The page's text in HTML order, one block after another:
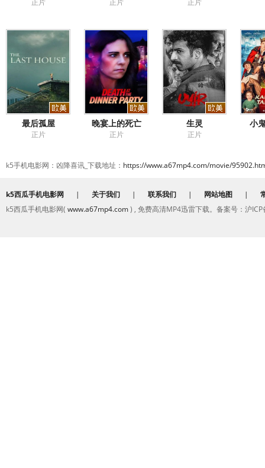
最后孤屋
正片
晚宴上的死亡
正片
生灵
正片
小
k5手机电影网：凶降喜讯_下载地址： https://www.a67mp4.com/movie/
k5西瓜手机电影网 | 关于我们 | 联系我们 | 网站地图 |
k5西瓜手机电影网( www.a67mp4.com) , 免费高清MP4迅雷下载。备案号：沪